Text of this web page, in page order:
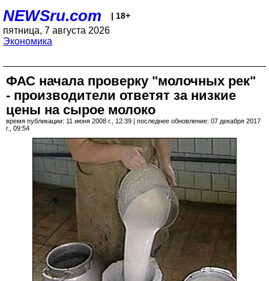
NEWSru.com | 18+
пятница, 7 августа 2026
Экономика
ФАС начала проверку "молочных рек"
- производители ответят за низкие
цены на сырое молоко
время публикации: 11 июня 2008 г., 12:39 | последнее обновление: 07 декабря 2017
г., 09:54